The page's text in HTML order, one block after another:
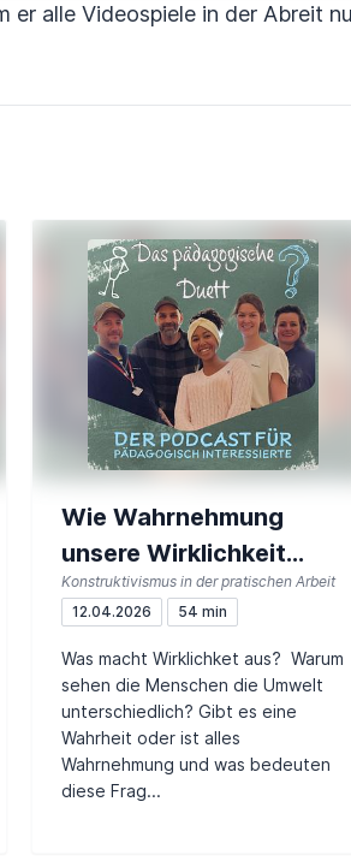
er alle Videospiele in der Abreit
Wie Wahrnehmung
unsere Wirklichkeit
konstruiert #106
Konstruktivismus in der pratischen Arbeit
12.04.2026
54 min
Was macht Wirklichket aus? Warum
sehen die Menschen die Umwelt
unterschiedlich? Gibt es eine
Wahrheit oder ist alles
Wahrnehmung und was bedeuten
diese Frag...